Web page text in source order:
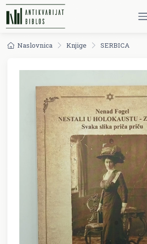
Naslovnica Knjige SERBICA